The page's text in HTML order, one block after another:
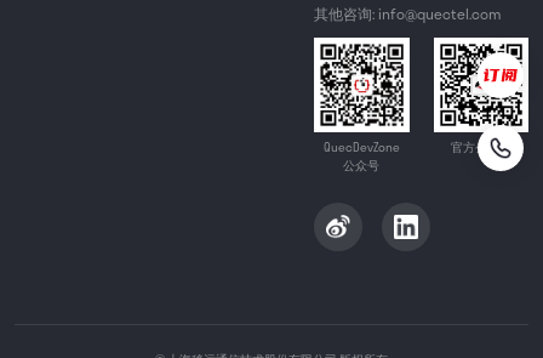
其他咨询: info@quectel.com
QuecDevZone
公众号
官方公众号